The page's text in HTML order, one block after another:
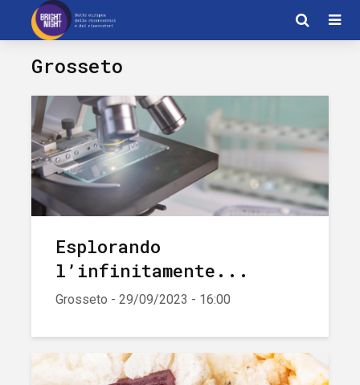
Grosseto
Esplorando
l’infinitamente...
Grosseto - 29/09/2023 - 16:00